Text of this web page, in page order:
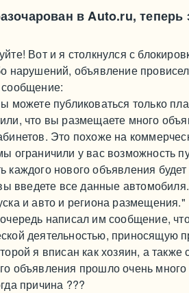
в Auto.ru,
Вот и я столкнулся с
нарушений, объявление
можете публиковаться только
что вы размещаете много
Это похоже на
ограничили у вас возможность
каждого нового объявления
введете все данные
и авто и региона размещения."
написал им сообщение,
деятельностью, приносящую
я вписан как хозяин, а
объявления прошло очень
причина ???